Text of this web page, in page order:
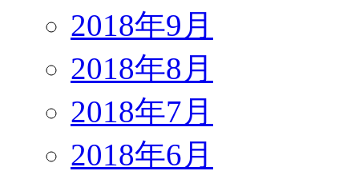
2018年9月
2018年8月
2018年7月
2018年6月